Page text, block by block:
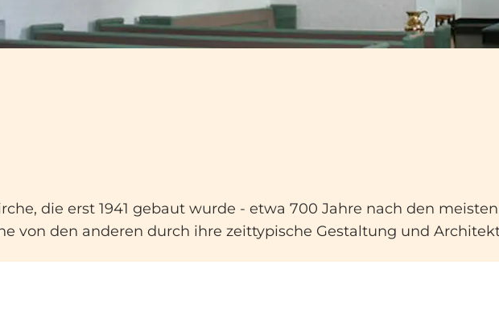
die erst 1941 gebaut wurde - etwa 700 Jahre nach den
von den anderen durch ihre zeittypische Gestaltung und